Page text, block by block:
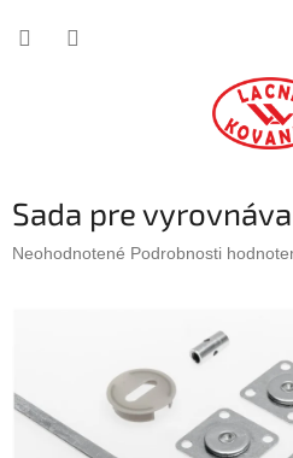
Sada pre
Priemerné
5
hviezdičiek.
Neohodnotené Podrobnosti